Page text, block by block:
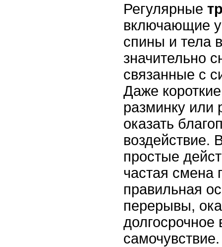
Регулярные
включающие
спины и тела
значительно
связанные с
Даже
разминку или
оказать
воздействие.
простые
частая смена
правильная
перерывы,
долгосрочное
самочувствие.